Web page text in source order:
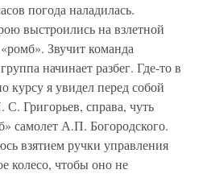
погода наладилась.
выстроились на взлетной
Звучит команда
начинает разбег. Где-то в
курсу я увидел перед собой
Григорьев, справа, чуть
самолет А.П. Богородского.
взятием ручки управления
колесо, чтобы оно не